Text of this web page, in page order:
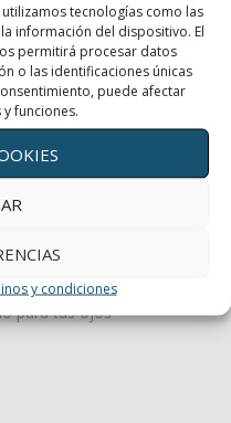
tecnologías como las
información del dispositivo. El
permitirá procesar datos
o las identificaciones únicas
puede afectar
funciones.
y condiciones
para tus ojos